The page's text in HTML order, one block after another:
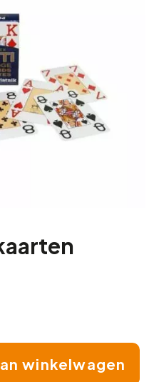
winkelwagen